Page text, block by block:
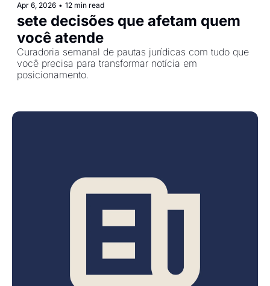
Apr 6, 2026 • 12 min read
sete decisões que afetam quem
você atende
Curadoria semanal de pautas jurídicas com tudo que
você precisa para transformar notícia em
posicionamento.